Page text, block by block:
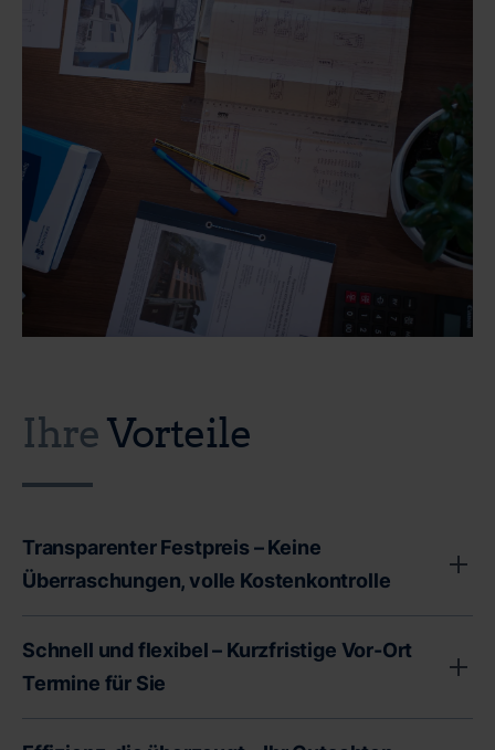
IhreVorteile
Transparenter Festpreis – Keine
Überraschungen, volle Kostenkontrolle
Kostenkontrolle - ohne versteckte Gebühren oder
unerwartete Zusatzkosten. Als Immobilienbesitzer
stehen Sie oft vor wichtigen finanziellen
Schnell und flexibel – Kurzfristige Vor-Ort
Termine für Sie